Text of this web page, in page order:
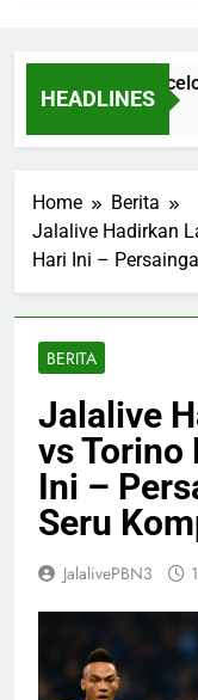
HEADLINES
Jalalive Barcelona
Home
Berita
Jalalive Hadirkan
Hari Ini –
BERITA
Jalalive
vs Torino
Ini –
Seru
JalalivePBN3